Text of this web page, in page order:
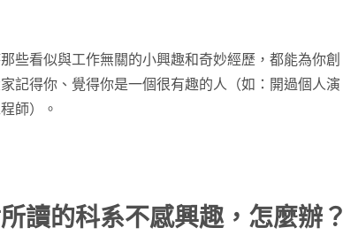
些看似與工作無關的小興趣和奇妙經歷，都能為你創
記得你、覺得你是一個很有趣的人（如：開過個人演
師）。
讀的科系不感興趣，怎麼辦？